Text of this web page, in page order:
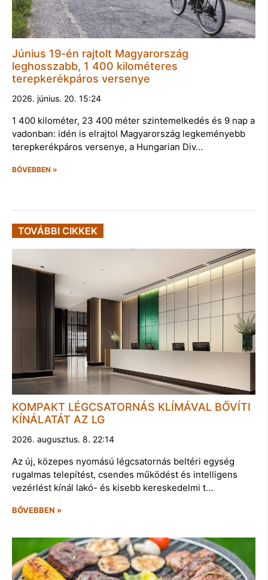
Június 19-én rajtolt Magyarország
leghosszabb, 1 400 kilométeres
terepkerékpáros versenye
2026. június. 20. 15:24
1 400 kilométer, 23 400 méter szintemelkedés és 9 nap a
vadonban: idén is elrajtol Magyarország legkeményebb
terepkerékpáros versenye, a Hungarian Div…
BŐVEBBEN »
TOVÁBBI CIKKEK
KOMPAKT LÉGCSATORNÁS KLÍMÁVAL BŐVÍTI
KÍNÁLATÁT AZ LG
2026. augusztus. 8. 22:14
Az új, közepes nyomású légcsatornás beltéri egység
rugalmas telepítést, csendes működést és intelligens
vezérlést kínál lakó- és kisebb kereskedelmi t…
BŐVEBBEN »